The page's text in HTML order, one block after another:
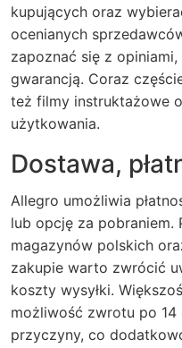
kupujących oraz
ocenianych
zapoznać się z
gwarancją. Coraz
też filmy instruktażowe
użytkowania.
Dostawa,
Allegro umożliwia
lub opcję za pobraniem.
magazynów polskich
zakupie warto zwrócić
koszty wysyłki.
możliwość zwrotu po 14
przyczyny, co